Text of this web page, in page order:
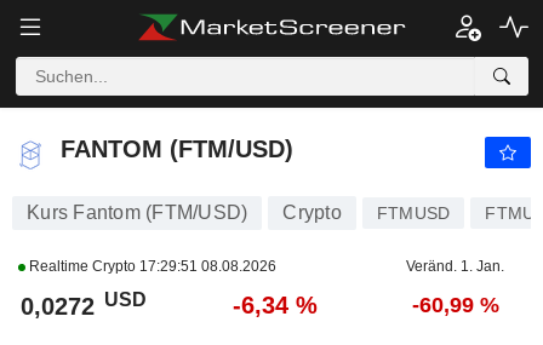
FANTOM (FTM/USD)
FANTOM (FTM/USD)
Kurs Fantom (FTM/USD) Crypto FTMUSD
Realtime Crypto 17:29:51 08.08.2026 Veränd. 1. Jan.
0,0272 USD -6,34 % -60,99 %